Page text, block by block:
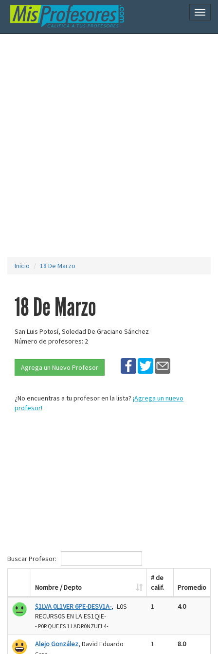
Inicio 18 De Marzo
18 De Marzo
San Luis Potosí, Soledad De Graciano Sánchez
Número de profesores: 2
Agrega un Nuevo Profesor
¿No encuentras a tu profesor en la lista? ¡Agrega un nuevo
profesor!
Buscar Profesor:
Nombre / Depto
# de
calif.
Promedio
$1LVA 0L1VER 6PE-DESV1A-, -L0S
RECURS0S EN LA ES1QIE-
- P0R QUE ES 1 LADR0NZUEL4-
1 4.0
Alejo González, David Eduardo 1 8.0